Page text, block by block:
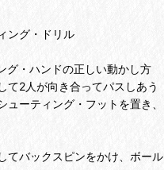
ング・ドリル
・ハンドの正しい動かし方
向き合ってパスしあう
・フットを置き、ライ
スピンをかけ、ボール